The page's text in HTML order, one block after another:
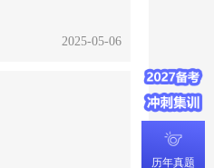
2025-05-06
历年真题